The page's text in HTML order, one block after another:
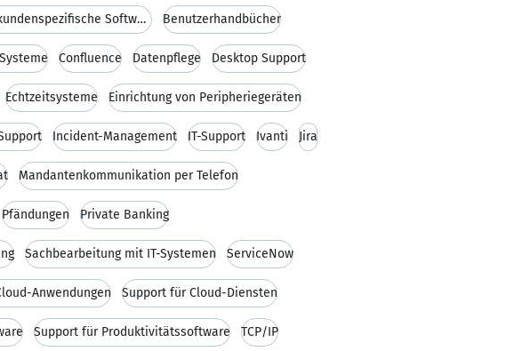
Anwendungssupport für kundenspezifische Software Benutzerhandbücher
Confluence Datenpflege Desktop Support
Echtzeitsysteme Einrichtung von Peripheriegeräten
Incident-Management IT-Support Ivanti Jira
Mandantenkommunikation per Telefon
Pfändungen Private Banking
Sachbearbeitung mit IT-Systemen ServiceNow
Anwendungen Support für Cloud-Diensten
Support für Produktivitätssoftware TCP/IP